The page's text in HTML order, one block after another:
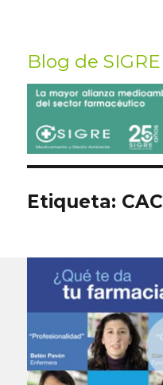
Blog de SIGRE
Etiqueta: